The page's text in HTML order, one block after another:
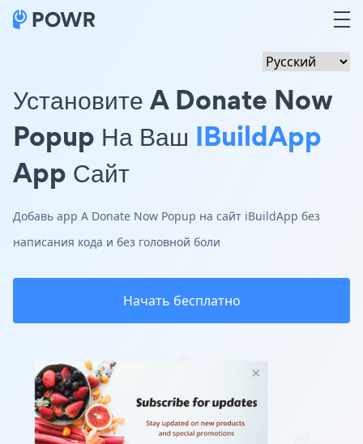
Установите A Donate Now
Popup На Ваш IBuildApp
App Сайт
Добавь app A Donate Now Popup на сайт iBuildApp без
написания кода и без головной боли
Начать бесплатно